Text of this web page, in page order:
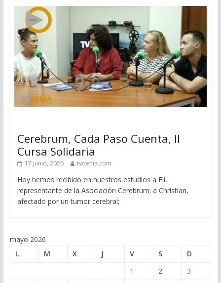
Cerebrum, Cada Paso Cuenta, II
Cursa Solidaria
17 junio, 2026 tvdenia.com
Hoy hemos recibido en nuestros estudios a Eli,
representante de la Asociación Cerebrum; a Christian,
afectado por un tumor cerebral;
mayo 2026
L
M X J V S
D
1
2
3